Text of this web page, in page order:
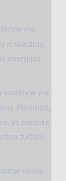
yra
ir skaidulų,
energijos
sudėtyje yra
Pomidorų
jis padeda
tulžies
veikia